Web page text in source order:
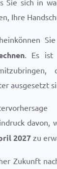
Sie sich in
Ihre
. Es ist
ausgesetzt
davon,
2027 zu
Zukunft